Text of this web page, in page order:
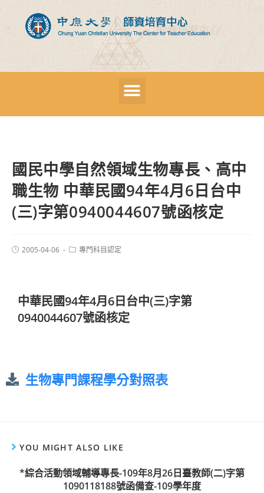
國民中學自然領域生物專長、高中
職生物 中華民國94年4月6日台中
(三)字第0940044607號函核定
2005-04-06 專門科目認定
中華民國94年4月6日台中(三)字第
0940044607號函核定
生物專門課程學分對照表
YOU MIGHT ALSO LIKE
*綜合活動領域輔導專長-109年8月26日臺教師(二)字第
1090118188號函備查-109學年度